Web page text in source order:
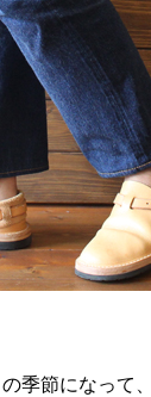
季節になって